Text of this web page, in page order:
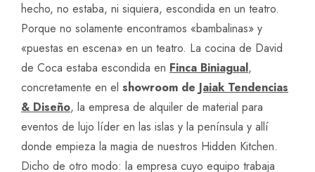
hecho, no estaba, ni siquiera, escondida en un teatro.
Porque no solamente encontramos «bambalinas» y
«puestas en escena» en un teatro. La cocina de David
de Coca estaba escondida en Finca Biniagual,
concretamente en el showroom de Jaiak Tendencias
& Diseño, la empresa de alquiler de material para
eventos de lujo líder en las islas y la península y allí
donde empieza la magia de nuestros Hidden Kitchen.
Dicho de otro modo: la empresa cuyo equipo trabaja